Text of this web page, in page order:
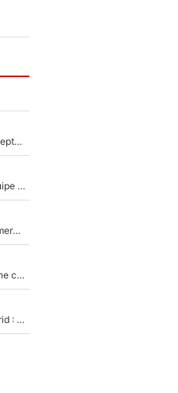
Voilà le seul homme politique que Zinedine Zidane a accepté dans son entourage : «Je garde un très bon souvenir de lui»
Franck Ribéry a osé s'attaquer à Zinedine Zidane en équipe de France : «Je n'aurais jamais fait ça»
Medina, Rulli, Paixao... ça part dans tous les sens sur le mercato de l'OM : Frank McCourt va enfin récupérer l'argent qu'il attend ?
Sans Ousmane Dembélé et Désiré Doué, le PSG a pris une correction face à Majorque : Luis Enrique attend avec impatience des renforts !
Coup de théâtre en Espagne, Rodri va trahir le Real Madrid : Le Ballon d'Or a choisi de signer au FC Barcelone !